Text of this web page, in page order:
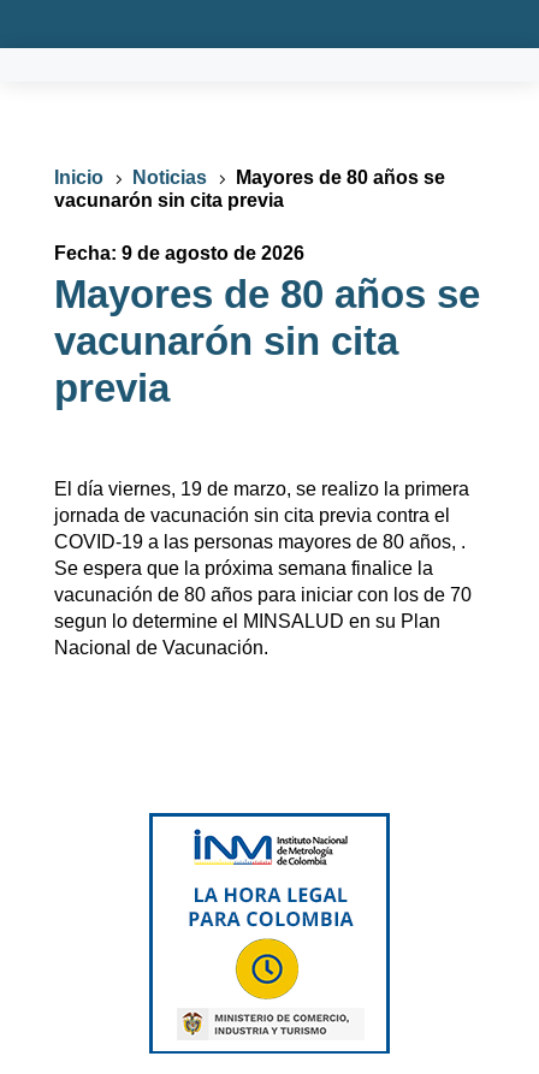
Inicio 5 Noticias 5
Mayores de 80 años se
vacunarón sin cita previa
Fecha: 9 de agosto de 2026
Mayores de 80 años se
vacunarón sin cita
previa
El día viernes, 19 de marzo, se realizo la primera
jornada de vacunación sin cita previa contra el
COVID-19 a las personas mayores de 80 años, .
Se espera que la próxima semana finalice la
vacunación de 80 años para iniciar con los de 70
segun lo determine el MINSALUD en su Plan
Nacional de Vacunación.